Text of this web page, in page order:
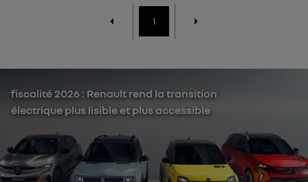
1
fiscalité 2026 : Renault rend la transition
électrique plus lisible et plus accessible